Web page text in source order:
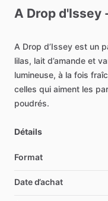
A Drop d'Issey
A Drop d’Issey est un
lilas, lait d’amande et
lumineuse, à la fois
celles qui aiment les
poudrés.
Détails
Format
Date d’achat